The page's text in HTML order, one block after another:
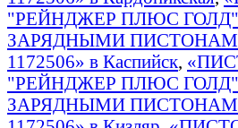
"РЕЙНДЖЕР ПЛЮС
ЗАРЯДНЫМИ
1172506» в Каспийск,
"РЕЙНДЖЕР ПЛЮС
ЗАРЯДНЫМИ